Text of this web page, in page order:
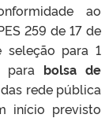
ao
259 de 17 de
seleção para 1
para bolsa de
rede pública
início previsto